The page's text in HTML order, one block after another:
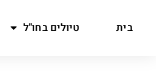
בית טיולים בחו"ל